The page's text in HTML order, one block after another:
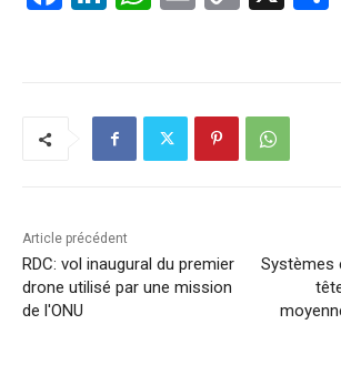
k
dI
n
A
p
Li
n
Article précédent
RDC: vol inaugural du premier
drone utilisé par une mission
de l'ONU
Systèmes